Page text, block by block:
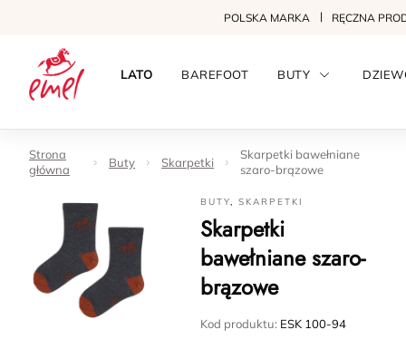
POLSKA MARKA RĘCZNA
LATO BAREFOOT BUTY
Strona
główna
Buty Skarpetki
Skarpetki bawełniane
szaro-brązowe
BUTY,SKARPETKI
Skarpetki
bawełniane szaro-
brązowe
Kod produktu: ESK 100-94